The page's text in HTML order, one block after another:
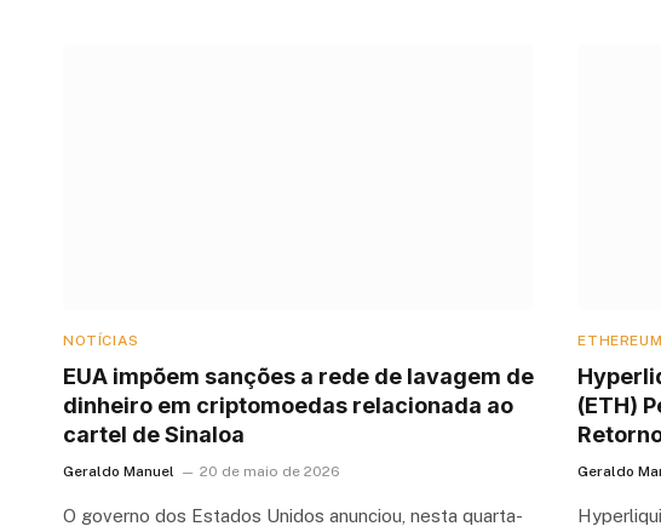
NOTÍCIAS
EUA impõem sanções a rede de lavagem de
dinheiro em criptomoedas relacionada ao
cartel de Sinaloa
Geraldo Manuel 20 de maio de 2026
O governo dos Estados Unidos anunciou, nesta quarta-
ETHEREUM
(ETH)
Geraldo